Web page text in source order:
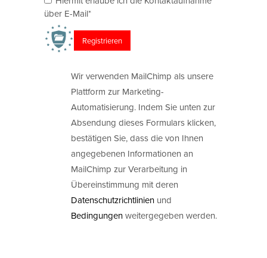
über E-Mail*
Wir verwenden MailChimp als unsere
Plattform zur Marketing-
Automatisierung. Indem Sie unten zur
Absendung dieses Formulars klicken,
bestätigen Sie, dass die von Ihnen
angegebenen Informationen an
MailChimp zur Verarbeitung in
Übereinstimmung mit deren
Datenschutzrichtlinien und
Bedingungenweitergegeben werden.